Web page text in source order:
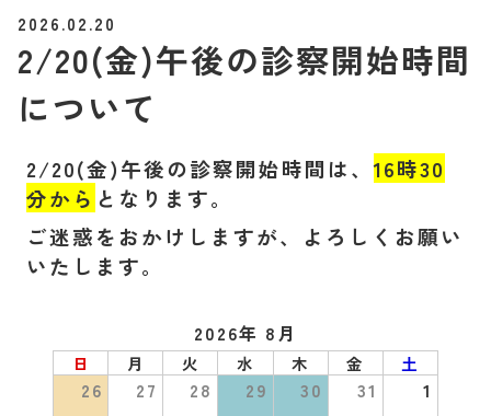
2026.02.20
2/20(金)午後の診察開始時間
について
2/20(金)午後の診察開始時間は、16時30
分から となります。
ご迷惑をおかけしますが、よろしくお願い
いたします。
2026年 8月
日 月 火 水 木 金 土
26 27 28 29 30 31
1